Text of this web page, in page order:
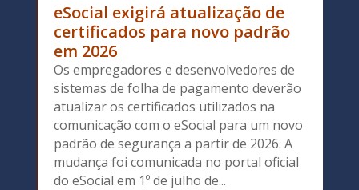
eSocial exigirá atualização de
certificados para novo padrão
em 2026
Os empregadores e desenvolvedores de
sistemas de folha de pagamento deverão
atualizar os certificados utilizados na
comunicação com o eSocial para um novo
padrão de segurança a partir de 2026. A
mudança foi comunicada no portal oficial
do eSocial em 1º de julho de...